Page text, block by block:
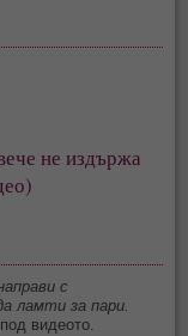
не издържа
с
ламти за пари.
видеото.